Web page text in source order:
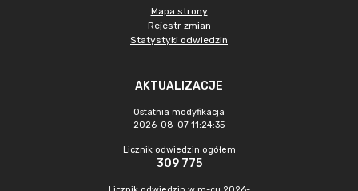
Mapa strony
Rejestr zmian
Statystyki odwiedzin
AKTUALIZACJE
Ostatnia modyfikacja
2026-08-07 11:24:35
Licznik odwiedzin ogółem
309 775